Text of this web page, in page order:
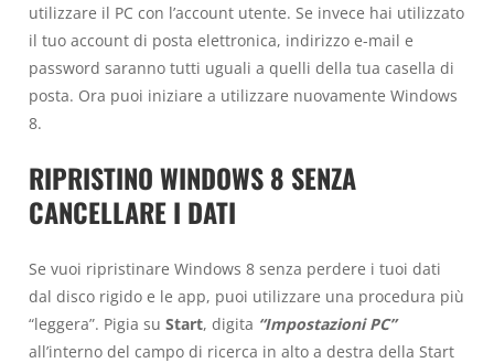
utilizzare il PC con l’account utente. Se invece hai utilizzato
il tuo account di posta elettronica, indirizzo e-mail e
password saranno tutti uguali a quelli della tua casella di
posta. Ora puoi iniziare a utilizzare nuovamente Windows
8.
RIPRISTINO WINDOWS 8 SENZA
CANCELLARE I DATI
Se vuoi ripristinare Windows 8 senza perdere i tuoi dati
dal disco rigido e le app, puoi utilizzare una procedura più
“leggera”. Pigia su Start, digita “Impostazioni PC”
all’interno del campo di ricerca in alto a destra della Start